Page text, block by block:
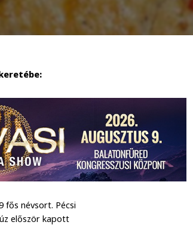
fős névsort. Pécsi
először kapott